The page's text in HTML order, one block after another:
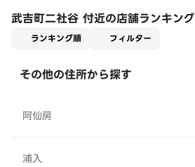
武吉町二社谷 付近の店舗ランキング
ランキング順 フィルター
その他の住所から探す
阿仙房
浦入